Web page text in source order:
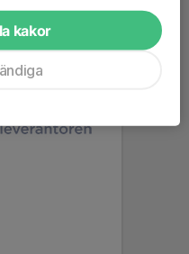
kakor